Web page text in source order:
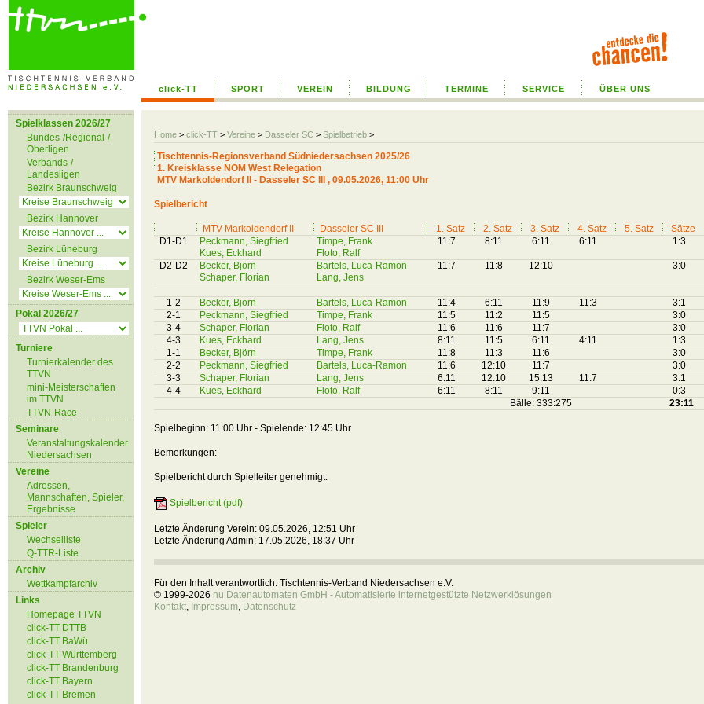
click-TT SPORT VEREIN BILDUNG TERMINE SERVICE ÜBER UNS
Home > click-TT > Vereine > Dasseler SC > Spielbetrieb >
Spielklassen 2026/27
Bundes-/Regional-/
Oberligen
Verbands-/
Landesligen
Bezirk Braunschweig
Bezirk Hannover
Bezirk Lüneburg
Bezirk Weser-Ems
Pokal 2026/27
Turniere
Turnierkalender des
TTVN
mini-Meisterschaften
im TTVN
TTVN-Race
Seminare
Veranstaltungskalender
Niedersachsen
Vereine
Adressen,
Mannschaften, Spieler,
Ergebnisse
Spieler
Wechselliste
Q-TTR-Liste
Archiv
Wettkampfarchiv
Links
Homepage TTVN
click-TT DTTB
click-TT BaWü
click-TT Württemberg
click-TT Brandenburg
click-TT Bayern
click-TT Bremen
Tischtennis-Regionsverband Südniedersachsen 2025/26
1. Kreisklasse NOM West Relegation
MTV Markoldendorf II - Dasseler SC III , 09.05.2026, 11:00 Uhr
Spielbericht
MTV Markoldendorf II Dasseler SC III 1. Satz 2. Satz 3. Satz 4. Satz 5. Satz Sätze
D1-D1
Peckmann, Siegfried
Kues, Eckhard
Timpe, Frank
Floto, Ralf
11:7 8:11 6:11 6:11 1:3
D2-D2
Becker, Björn
Schaper, Florian
Bartels, Luca-Ramon
Lang, Jens
11:7 11:8 12:10 3:0
1-2 Becker, Björn Bartels, Luca-Ramon 11:4 6:11 11:9 11:3 3:1
2-1
Peckmann, Siegfried Timpe, Frank 11:5 11:2 11:5 3:0
3-4
Schaper, Florian Floto, Ralf 11:6 11:6 11:7 3:0
4-3
Kues, Eckhard Lang, Jens 8:11 11:5 6:11 4:11 1:3
1-1
Becker, Björn Timpe, Frank 11:8 11:3 11:6 3:0
2-2
Peckmann, Siegfried Bartels, Luca-Ramon 11:6 12:10 11:7 3:0
3-3
Schaper, Florian Lang, Jens 6:11 12:10 15:13 11:7 3:1
4-4
Kues, Eckhard Floto, Ralf 6:11 8:11 9:11 0:3
Bälle: 333:275
23:11
Spielbeginn: 11:00 Uhr - Spielende: 12:45 Uhr
Bemerkungen:
Spielbericht durch Spielleiter genehmigt.
Spielbericht (pdf)
Letzte Änderung Verein: 09.05.2026, 12:51 Uhr
Letzte Änderung Admin: 17.05.2026, 18:37 Uhr
Für den Inhalt verantwortlich: Tischtennis-Verband Niedersachsen e.V.
© 1999-2026 nu Datenautomaten GmbH - Automatisierte internetgestützte Netzwerklösungen
Kontakt, Impressum, Datenschutz